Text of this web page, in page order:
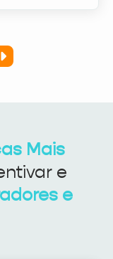
Mais
e
e